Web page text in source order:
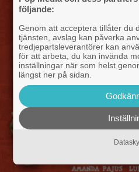
följande:
Genom att acceptera tillåter du
tjänsten, avslag kan påverka
tredjepartsleverantörer kan
för att arbeta, du kan invända
inställningar när som helst
längst ner på sidan.